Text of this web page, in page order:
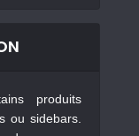
produits
ou sidebars.